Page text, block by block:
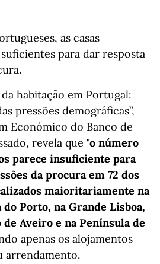
as casas
para dar resposta
habitação em Portugal:
pressões demográficas”,
Económico do Banco de
revela que "o número
parece insuficiente para
da procura em 72 dos
maioritariamente na
Porto, na Grande Lisboa,
de Aveiro e na Península de
apenas os alojamentos
arrendamento.